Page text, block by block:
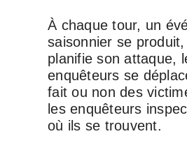
À chaque tour, un
saisonnier se
planifie son attaque,
enquêteurs se
fait ou non des
les enquêteurs
où ils se trouvent.